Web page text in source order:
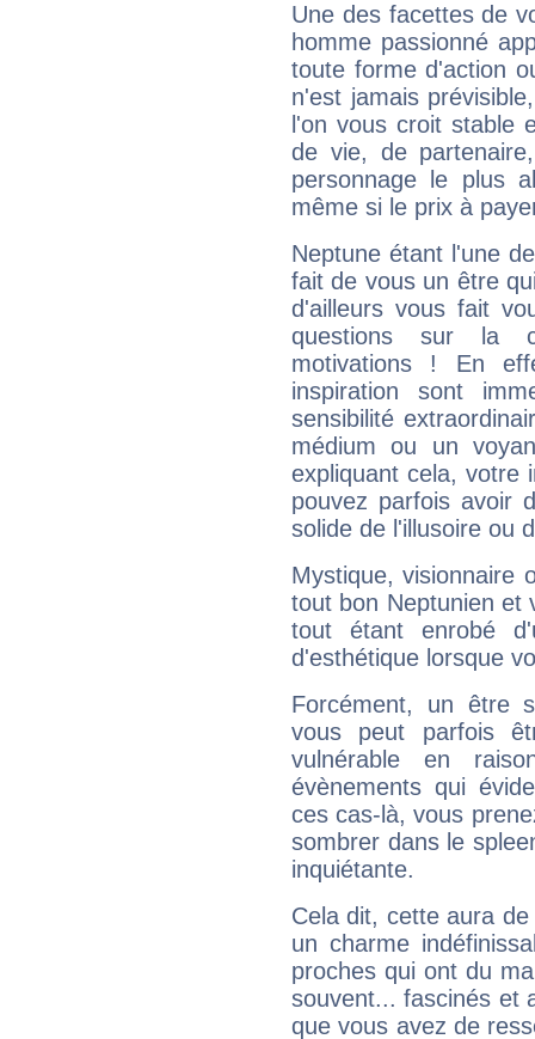
Une des facettes de
homme passionné
toute forme d'action
n'est jamais
l'on vous croit stable
de vie, de
personnage le plus
même si le prix à
Neptune étant l'une
fait de vous un être
d'ailleurs vous fait
questions sur la
motivations ! En
inspiration sont
sensibilité
médium ou un
expliquant cela, votre
pouvez parfois avoir
solide de l'illusoire ou
Mystique, visionnaire
tout bon Neptunien et
tout étant enrobé
d'esthétique lorsque
Forcément, un être
vous peut parfois
vulnérable en
évènements qui
ces cas-là, vous
sombrer dans le
inquiétante.
Cela dit, cette aura
un charme
proches qui ont du
souvent... fascinés et
que vous avez de